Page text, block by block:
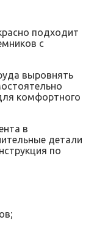
подходит
с
выровнять
комфортного
в
детали
по